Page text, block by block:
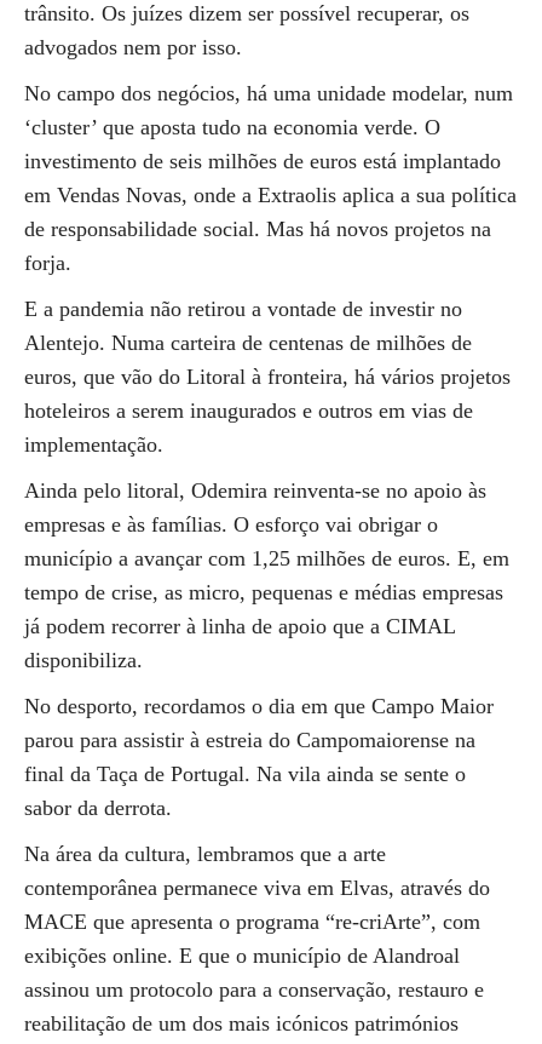
trânsito. Os juízes dizem ser possível recuperar, os
advogados nem por isso.
No campo dos negócios, há uma unidade modelar, num
‘cluster’ que aposta tudo na economia verde. O
investimento de seis milhões de euros está implantado
em Vendas Novas, onde a Extraolis aplica a sua política
de responsabilidade social. Mas há novos projetos na
forja.
E a pandemia não retirou a vontade de investir no
Alentejo. Numa carteira de centenas de milhões de
euros, que vão do Litoral à fronteira, há vários projetos
hoteleiros a serem inaugurados e outros em vias de
implementação.
Ainda pelo litoral, Odemira reinventa-se no apoio às
empresas e às famílias. O esforço vai obrigar o
município a avançar com 1,25 milhões de euros. E, em
tempo de crise, as micro, pequenas e médias empresas
já podem recorrer à linha de apoio que a CIMAL
disponibiliza.
No desporto, recordamos o dia em que Campo Maior
parou para assistir à estreia do Campomaiorense na
final da Taça de Portugal. Na vila ainda se sente o
sabor da derrota.
Na área da cultura, lembramos que a arte
contemporânea permanece viva em Elvas, através do
MACE que apresenta o programa “re-criArte”, com
exibições online. E que o município de Alandroal
assinou um protocolo para a conservação, restauro e
reabilitação de um dos mais icónicos patrimónios